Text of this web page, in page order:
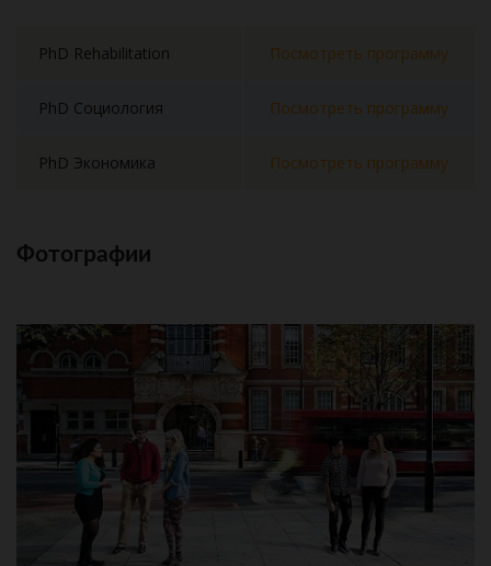
PhD Rehabilitation Посмотреть программу
PhD Социология Посмотреть программу
PhD Экономика Посмотреть программу
Фотографии